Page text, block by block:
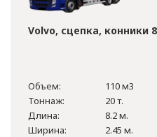
Volvo, сцепка, конники
Объем:
110 м3
Тоннаж:
20 т.
Длина:
8.2 м.
Ширина:
2.45 м.